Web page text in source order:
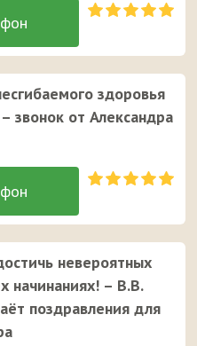
здоровья
звонок от Александра
невероятных
начинаниях! – В.В.
поздравления для